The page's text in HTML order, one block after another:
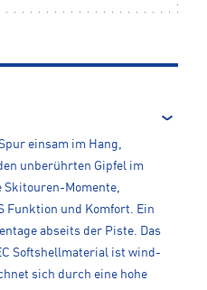
einsam im Hang,
unberührten Gipfel im
Momente,
Funktion und Komfort. Ein
abseits der Piste. Das
Softshellmaterial ist wind-
sich durch eine hohe